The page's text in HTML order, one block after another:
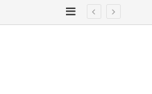
إضافة